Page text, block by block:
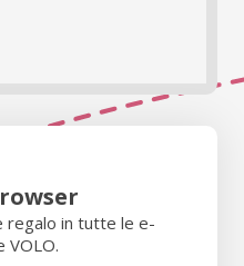
regalo in tutte le e-
VOLO.